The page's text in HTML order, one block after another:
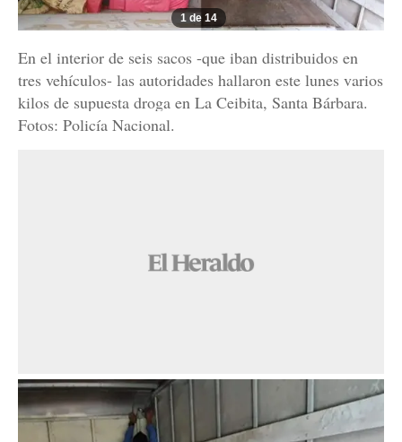
1 de 14
En el interior de seis sacos -que iban distribuidos en
tres vehículos- las autoridades hallaron este lunes varios
kilos de supuesta droga en La Ceibita, Santa Bárbara.
Fotos: Policía Nacional.